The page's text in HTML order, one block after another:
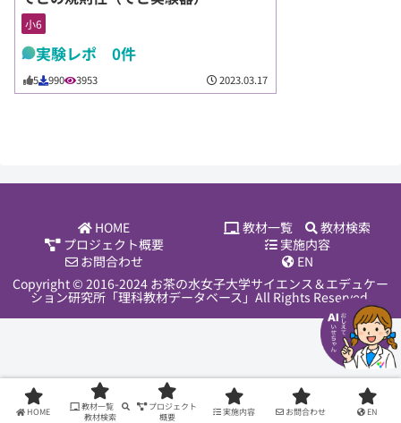
小6
実験レポ 0件
5 990 3953 2023.03.17
HOME 教材一覧
教材検索
プロジェクト概要
実施内容
お問合わせ
EN
Copyright © 2016-2024 お茶の水女子大学サイエンス＆エデュケー
ション研究所「理科教材データベース」All Rights Reserved.
HOME
教材一覧
教材検索
プロジェクト
概要
実施内容 お問合わせ EN